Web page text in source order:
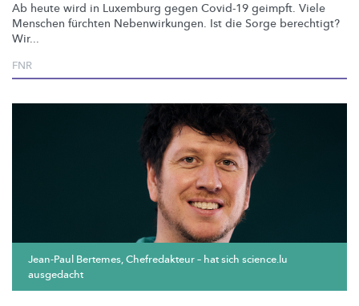
Ab heute wird in Luxemburg gegen Covid-19 geimpft. Viele
Menschen fürchten Nebenwirkungen. Ist die Sorge berechtigt?
Wir...
FNR
Jean-Paul Bertemes, Chefredakteur – hat sich science.lu
ausgedacht